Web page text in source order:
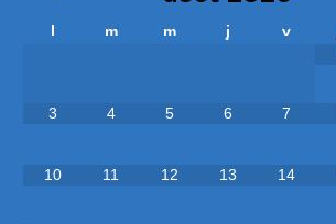
l m m j v
3 4 5 6 7
10 11 12 13 14